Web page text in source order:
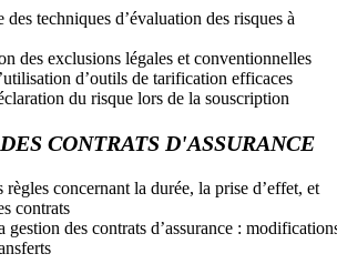
des techniques d’évaluation des risques à
des exclusions légales et conventionnelles
d’outils de tarification efficaces
du risque lors de la souscription
CONTRATS D'ASSURANCE
concernant la durée, la prise d’effet, et
contrats
gestion des contrats d’assurance :